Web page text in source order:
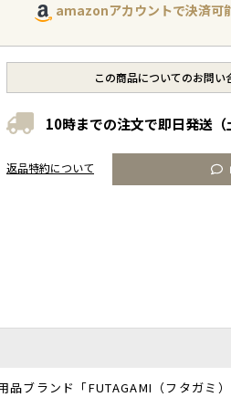
amazonアカウントで決済可
10時までの注文で即日発送（
この商品についてのお問い
返品特約について
ブランド「FUTAGAMI（フタガミ